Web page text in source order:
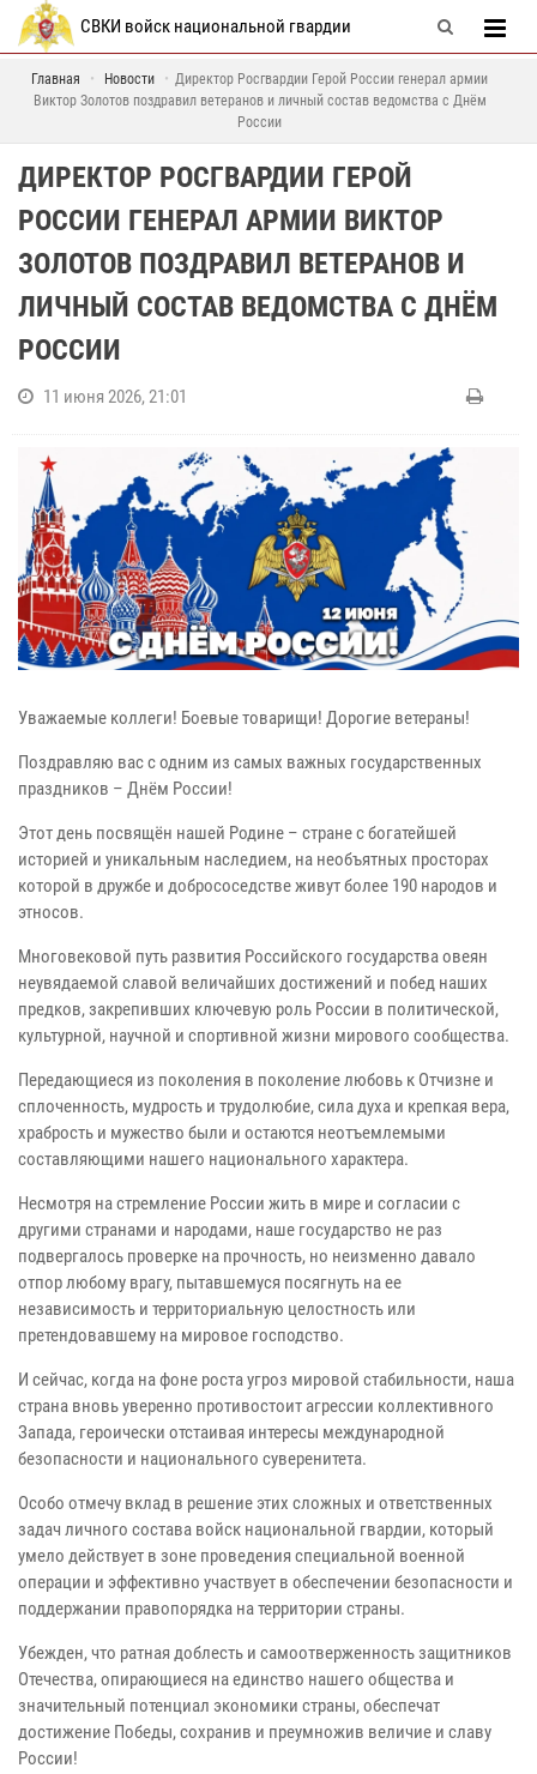
СВКИ войск национальной гвардии
Главная Новости
Директор Росгвардии Герой России генерал армии
Виктор Золотов поздравил ветеранов и личный состав ведомства с Днём
России
ДИРЕКТОР РОСГВАРДИИ ГЕРОЙ
РОССИИ ГЕНЕРАЛ АРМИИ ВИКТОР
ЗОЛОТОВ ПОЗДРАВИЛ ВЕТЕРАНОВ И
ЛИЧНЫЙ СОСТАВ ВЕДОМСТВА С ДНЁМ
РОССИИ
11 июня 2026, 21:01
Уважаемые коллеги! Боевые товарищи! Дорогие ветераны!
Поздравляю вас с одним из самых важных государственных
праздников – Днём России!
Этот день посвящён нашей Родине – стране с богатейшей
историей и уникальным наследием, на необъятных просторах
которой в дружбе и добрососедстве живут более 190 народов и
этносов.
Многовековой путь развития Российского государства овеян
неувядаемой славой величайших достижений и побед наших
предков, закрепивших ключевую роль России в политической,
культурной, научной и спортивной жизни мирового сообщества.
Передающиеся из поколения в поколение любовь к Отчизне и
сплоченность, мудрость и трудолюбие, сила духа и крепкая вера,
храбрость и мужество были и остаются неотъемлемыми
составляющими нашего национального характера.
Несмотря на стремление России жить в мире и согласии с
другими странами и народами, наше государство не раз
подвергалось проверке на прочность, но неизменно давало
отпор любому врагу, пытавшемуся посягнуть на ее
независимость и территориальную целостность или
претендовавшему на мировое господство.
И сейчас, когда на фоне роста угроз мировой стабильности, наша
страна вновь уверенно противостоит агрессии коллективного
Запада, героически отстаивая интересы международной
безопасности и национального суверенитета.
Особо отмечу вклад в решение этих сложных и ответственных
задач личного состава войск национальной гвардии, который
умело действует в зоне проведения специальной военной
операции и эффективно участвует в обеспечении безопасности и
поддержании правопорядка на территории страны.
Убежден, что ратная доблесть и самоотверженность защитников
Отечества, опирающиеся на единство нашего общества и
значительный потенциал экономики страны, обеспечат
достижение Победы, сохранив и преумножив величие и славу
России!